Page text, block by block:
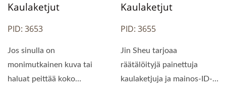
Kaulaketjut
PID: 3653
Jos sinulla on
monimutkainen kuva tai
haluat peittää koko
Kaulaketjut
PID: 3655
Jin Sheu tarjoaa
räätälöityjä painettuja
kaulaketjuja ja mainos-ID-